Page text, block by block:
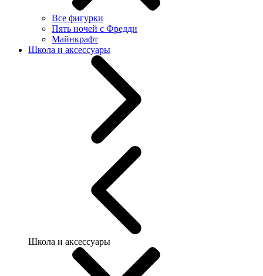
Все фигурки
Пять ночей с Фредди
Майнкрафт
Школа и аксессуары
Школа и аксессуары